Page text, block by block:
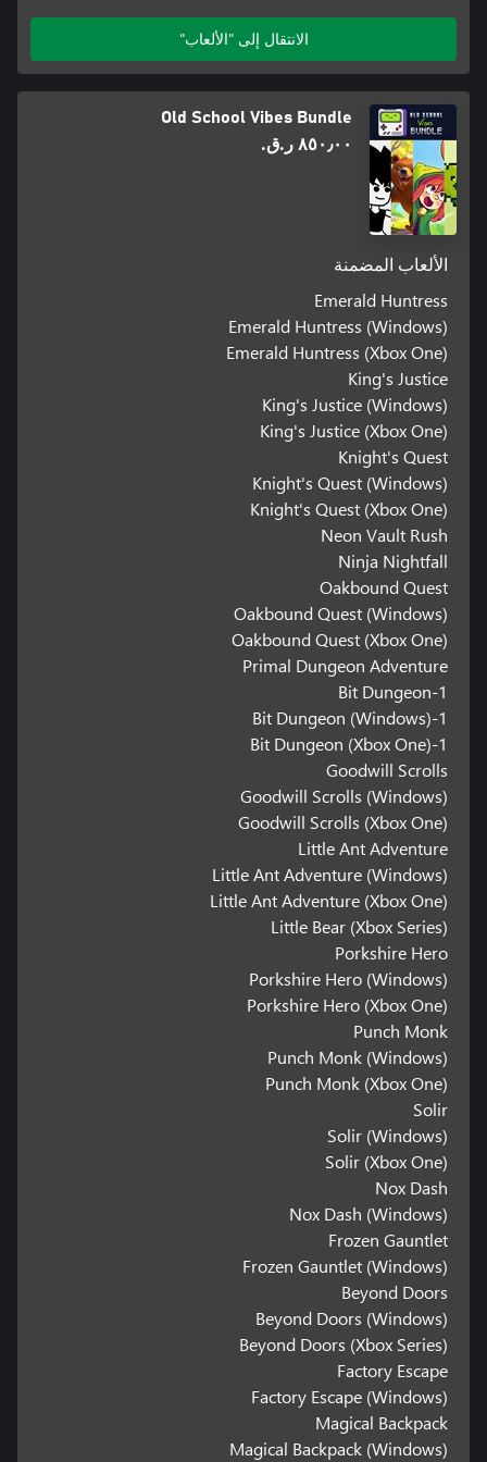
الانتقال إلى "الألعاب"
Old School Vibes Bundle
٨٥٠٫٠٠ ر.ق.‏
الألعاب المضمنة
Emerald Huntress
Emerald Huntress (Windows)
Emerald Huntress (Xbox One)
King's Justice
King's Justice (Windows)
King's Justice (Xbox One)
Knight's Quest
Knight's Quest (Windows)
Knight's Quest (Xbox One)
Neon Vault Rush
Ninja Nightfall
Oakbound Quest
Oakbound Quest (Windows)
Oakbound Quest (Xbox One)
Primal Dungeon Adventure
1-Bit Dungeon
1-Bit Dungeon (Windows)
1-Bit Dungeon (Xbox One)
Goodwill Scrolls
Goodwill Scrolls (Windows)
Goodwill Scrolls (Xbox One)
Little Ant Adventure
Little Ant Adventure (Windows)
Little Ant Adventure (Xbox One)
Little Bear (Xbox Series)
Porkshire Hero
Porkshire Hero (Windows)
Porkshire Hero (Xbox One)
Punch Monk
Punch Monk (Windows)
Punch Monk (Xbox One)
Solir
Solir (Windows)
Solir (Xbox One)
Nox Dash
Nox Dash (Windows)
Frozen Gauntlet
Frozen Gauntlet (Windows)
Beyond Doors
Beyond Doors (Windows)
Beyond Doors (Xbox Series)
Factory Escape
Factory Escape (Windows)
Magical Backpack
Magical Backpack (Windows)